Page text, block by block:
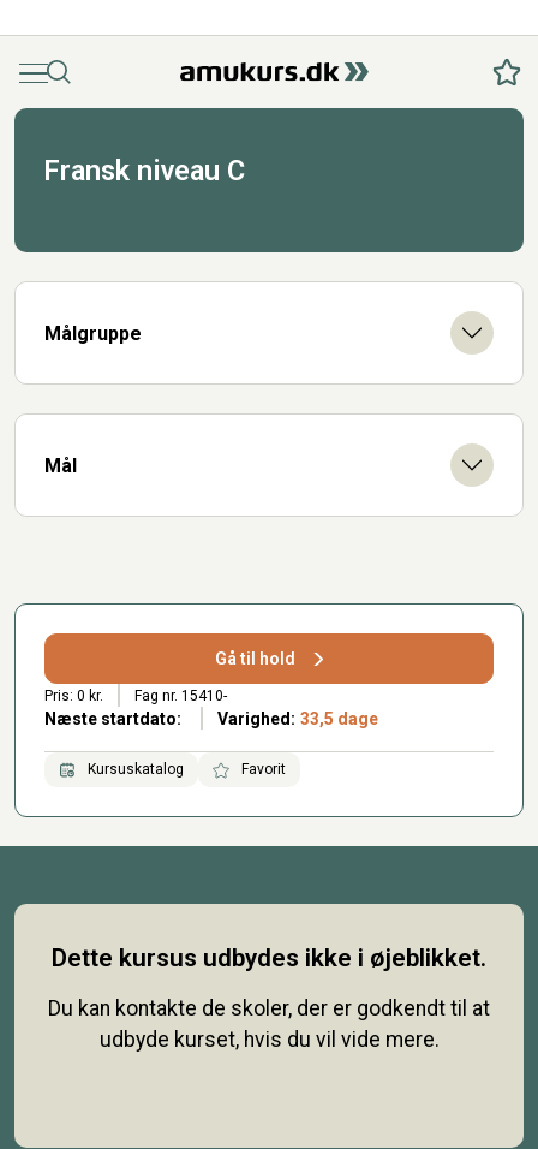
MenuSøg
Fransk niveau C
Målgruppe
Mål
Gå til hold
Pris: 0 kr. Fag nr. 15410-
Næste startdato: Varighed: 33,5 dage
Kursuskatalog Favorit
Dette kursus udbydes ikke i øjeblikket.
Du kan kontakte de skoler, der er godkendt til at
udbyde kurset, hvis du vil vide mere.